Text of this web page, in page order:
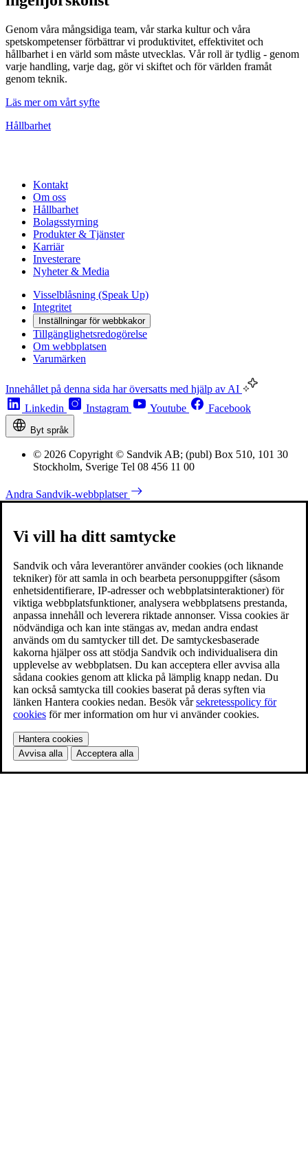
Genom våra mångsidiga team, vår starka kultur och våra
spetskompetenser förbättrar vi produktivitet, effektivitet och
hållbarhet i en värld som måste utvecklas. Vår roll är tydlig - genom
varje handling, varje dag, gör vi skiftet och för världen framåt
genom teknik.
Läs mer om vårt syfte
Hållbarhet
Kontakt
Om oss
Hållbarhet
Bolagsstyrning
Produkter & Tjänster
Karriär
Investerare
Nyheter & Media
Visselblåsning (Speak Up)
Integritet
Inställningar för webbkakor
Tillgänglighetsredogörelse
Om webbplatsen
Varumärken
Innehållet på denna sida har översatts med hjälp av AI
Linkedin
Instagram Youtube Facebook
Byt språk
© 2026 Copyright © Sandvik AB; (publ) Box 510, 101 30
Stockholm, Sverige Tel 08 456 11 00
Andra Sandvik-webbplatser
Vi vill ha ditt samtycke
Sandvik och våra leverantörer använder cookies (och liknande
tekniker) för att samla in och bearbeta personuppgifter (såsom
enhetsidentifierare, IP-adresser och webbplatsinteraktioner) för
viktiga webbplatsfunktioner, analysera webbplatsens prestanda,
anpassa innehåll och leverera riktade annonser. Vissa cookies är
nödvändiga och kan inte stängas av, medan andra endast
används om du samtycker till det. De samtyckesbaserade
kakorna hjälper oss att stödja Sandvik och individualisera din
upplevelse av webbplatsen. Du kan acceptera eller avvisa alla
sådana cookies genom att klicka på lämplig knapp nedan. Du
kan också samtycka till cookies baserat på deras syften via
länken Hantera cookies nedan. Besök vårsekretesspolicy för
cookies för mer information om hur vi använder cookies.
Hantera cookies
Avvisa alla
Acceptera alla